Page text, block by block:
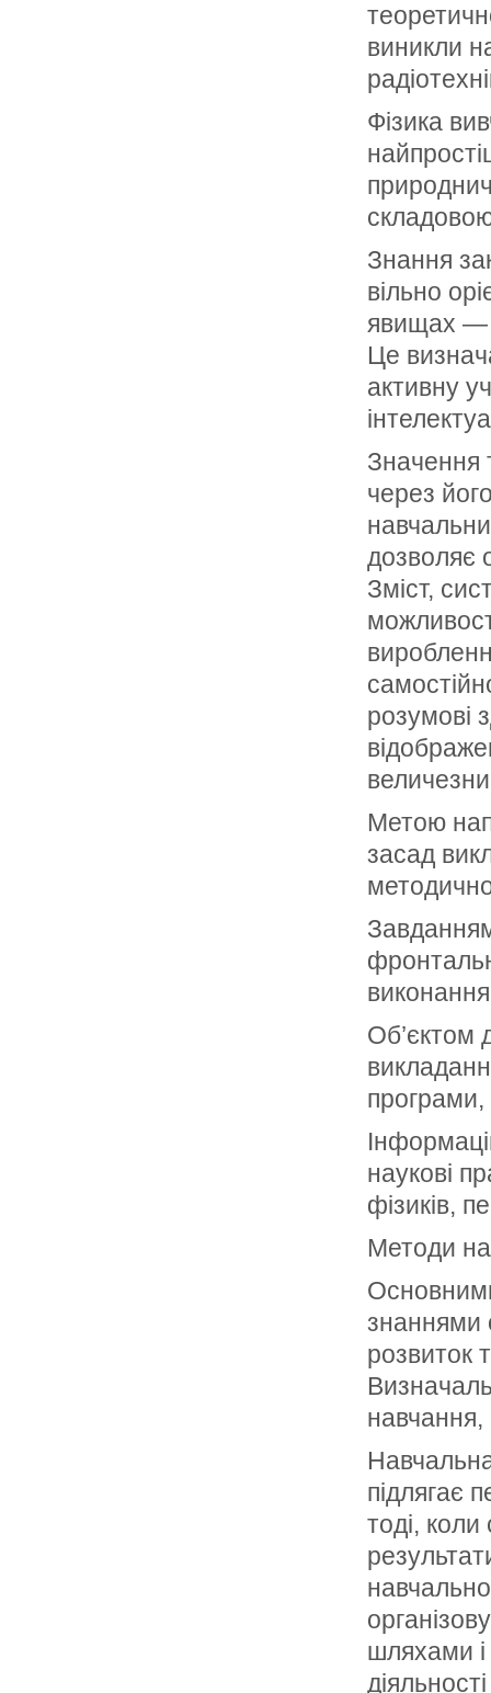
виникли
Фізика
Знання
вільно
явищах —
Це
активну
Значення
через
дозволяє
Зміст,
розумові
Метою
засад
Об’єктом
програми,
наукові
фізиків,
Методи
знаннями
розвиток
підлягає
тоді,
шляхами і